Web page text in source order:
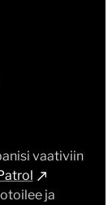
vaativiin
ja